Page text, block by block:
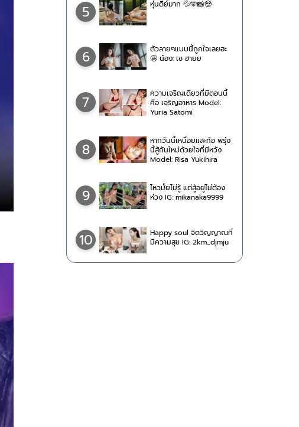
5 หุ่นดีย์มาก 💦🩵📸😍
6
ตัวลายๆแบบนี้ถูกใจเลยฮะ
🤩 น้อง: เซ ฮายย
7
ความเจริญเดียวที่มีตอนนี้
คือ เจริญอาหาร Model:
Yuria Satomi
8
หากวันนี้เหนื่อยและท้อ พรุ่ง
นี้สู้กันใหม่ด้วยใจที่มีหวัง
Model: Risa Yukihira
9
ไหวมั้ยไม่รู้ แต่สู้อยู่ไม่ต้อง
ห่วง IG: mikanaka9999
10
Happy soul จิตวิญญาณที่
มีความสุข IG: 2km_djmju